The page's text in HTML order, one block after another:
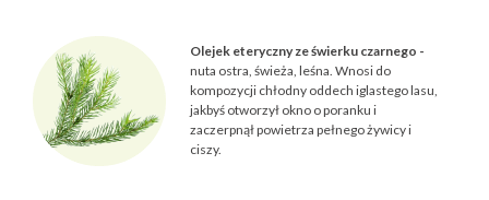
Olejek eteryczny ze świerku czarnego -
nuta ostra, świeża, leśna. Wnosi do
kompozycji chłodny oddech iglastego lasu,
jakbyś otworzył okno o poranku i
zaczerpnął powietrza pełnego żywicy i
ciszy.